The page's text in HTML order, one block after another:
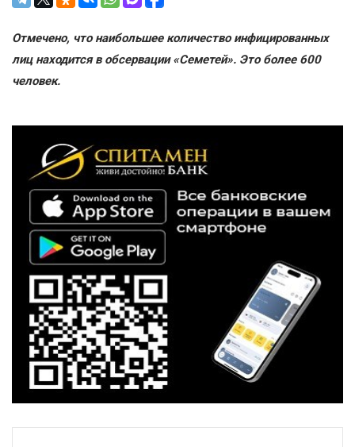
Отмечено, что наибольшее количество инфицированных
лиц находится в обсервации «Семетей». Это более 600
человек.